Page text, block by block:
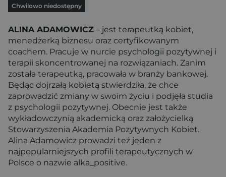
Chwilowo niedostępny
ALINA ADAMOWICZ – jest terapeutką kobiet,
menedżerką biznesu oraz certyfikowanym
coachem. Pracuje w nurcie psychologii pozytywnej i
terapii skoncentrowanej na rozwiązaniach. Zanim
została terapeutką, pracowała w branży bankowej.
Będąc dojrzałą kobietą stwierdziła, że chce
zaprowadzić zmiany w swoim życiu i podjęła studia
z psychologii pozytywnej. Obecnie jest także
wykładowczynią akademicką oraz założycielką
Stowarzyszenia Akademia Pozytywnych Kobiet.
Alina Adamowicz prowadzi też jeden z
najpopularniejszych profili terapeutycznych w
Polsce o nazwie alka_positive.